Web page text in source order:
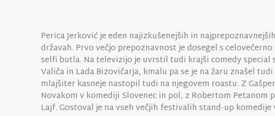
Perica Jerković je eden najizkušenejših in
državah. Prvo večjo prepoznavnost je dosegel s
selfi butla. Na televizijo je uvrstil tudi krajši comedy
Valiča in Lada Bizovičarja, kmalu pa se je na žaru znašel
mlajšiter kasneje nastopil tudi na njegovem roastu. Z
Novakom v komediji Slovenec in pol, z Robertom
Lajf. Gostoval je na vseh večjih festivalih stand-up komedije